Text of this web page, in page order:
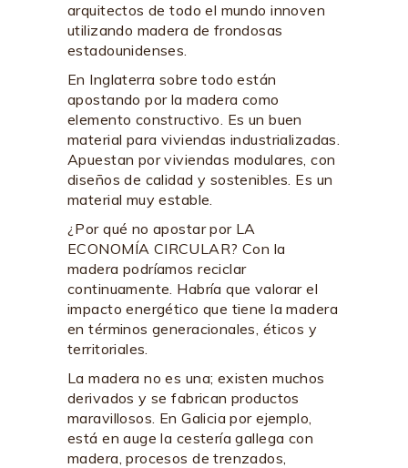
arquitectos de todo el mundo innoven
utilizando madera de frondosas
estadounidenses.
En Inglaterra sobre todo están
apostando por la madera como
elemento constructivo. Es un buen
material para viviendas industrializadas.
Apuestan por viviendas modulares, con
diseños de calidad y sostenibles. Es un
material muy estable.
¿Por qué no apostar por LA
ECONOMÍA CIRCULAR? Con la
madera podríamos reciclar
continuamente. Habría que valorar el
impacto energético que tiene la madera
en términos generacionales, éticos y
territoriales.
La madera no es una; existen muchos
derivados y se fabrican productos
maravillosos. En Galicia por ejemplo,
está en auge la cestería gallega con
madera, procesos de trenzados,